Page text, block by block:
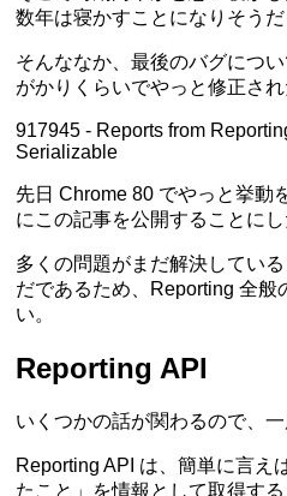
数年は寝かすことになりそうだ
そんななか、最後のバグにつ
がかりくらいでやっと修正され
917945 - Reports from
Serializable
先日 Chrome 80 でやっと挙動
にこの記事を公開することにし
多くの問題がまだ解決してい
だであるため、Reporting 全般
い。
Reporting API
いくつかの話が関わるので、
Reporting API は、簡単に言え
たこと」を情報として取得する